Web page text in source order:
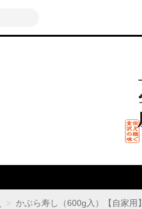
かぶら寿し（600g入）【自家用】